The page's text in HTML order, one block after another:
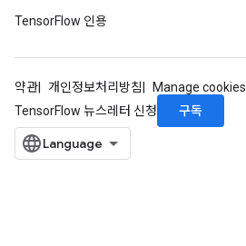
TensorFlow 인용
약관 개인정보처리방침
Manage cookies
TensorFlow 뉴스레터 신청
구독